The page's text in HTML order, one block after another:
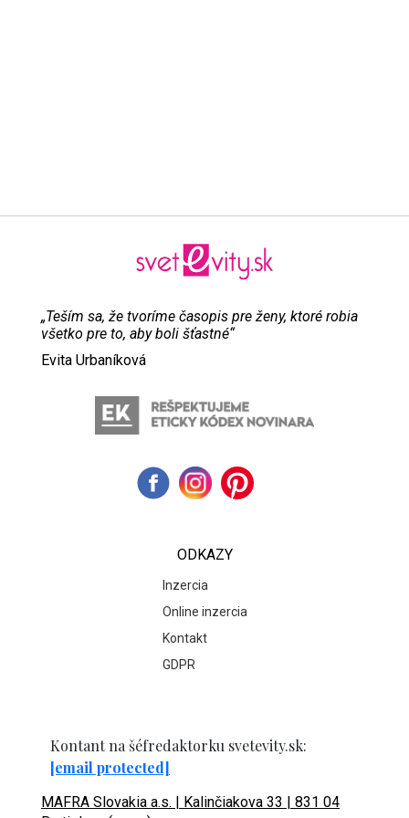
„Teším sa, že tvoríme časopis pre ženy, ktoré robia
všetko pre to, aby boli šťastné“
Evita Urbaníková
ODKAZY
Inzercia
Online inzercia
Kontakt
GDPR
Kontant na šéfredaktorku svetevity.sk:
[email protected]
MAFRA Slovakia a.s. | Kalinčiakova 33 | 831 04